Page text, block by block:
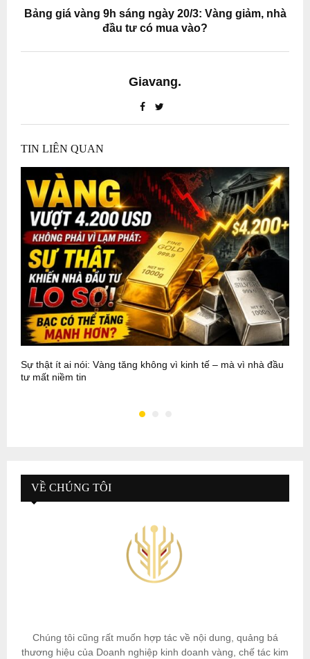
Bảng giá vàng 9h sáng ngày 20/3: Vàng giảm, nhà
đầu tư có mua vào?
Giavang.
TIN LIÊN QUAN
Sự thật ít ai nói: Vàng tăng không vì kinh tế – mà vì nhà đầu
tư mất niềm tin
VỀ CHÚNG TÔI
Chúng tôi cũng rất muốn hợp tác về nội dung, quảng bá
thương hiệu của Doanh nghiệp kinh doanh vàng, chế tác kim